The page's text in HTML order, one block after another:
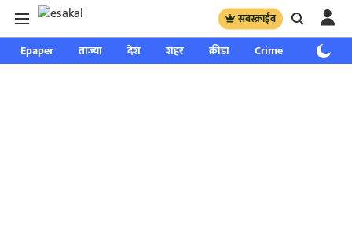
सबस्क्राईब
Epaper ताज्या देश शहर क्रीडा Crime साप्ताहिक